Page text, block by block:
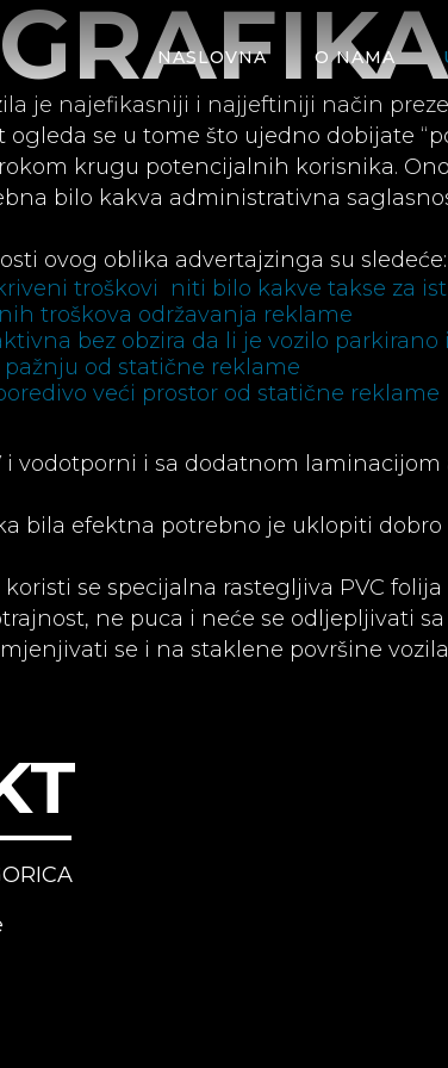
NASLOVNA O NAMA
je najefikasniji i najjeftiniji način
ogleda se u tome što ujedno dobijate
krugu potencijalnih korisnika.
bilo kakva administrativna
ovog oblika advertajzinga su sledeće:
troškovi niti bilo kakve takse za
troškova održavanja reklame
bez obzira da li je vozilo parkirano
pažnju od statične reklame
veći prostor od statične reklame
i vodotporni i sa dodatnom
bila efektna potrebno je uklopiti
se specijalna rastegljiva PVC
ne puca i neće se odljepljivati
se i na staklene površine